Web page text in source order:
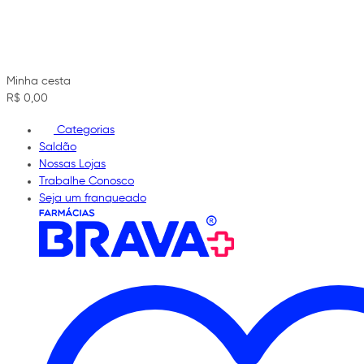
Minha cesta
R$ 0,00
Categorias
Saldão
Nossas Lojas
Trabalhe Conosco
Seja um franqueado